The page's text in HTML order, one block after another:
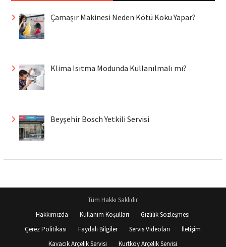
Çamaşır Makinesi Neden Kötü Koku Yapar?
Klima Isıtma Modunda Kullanılmalı mı?
Beyşehir Bosch Yetkili Servisi
Tüm Hakkı Saklıdır
Hakkımızda
Kullanım Koşulları
Gizlilik Sözleşmesi
Çerez Politikası
Faydalı Bilgiler Servis Videoları
İletişim
Kavacık Arçelik Servisi
Kurtköy Arçelik Servisi